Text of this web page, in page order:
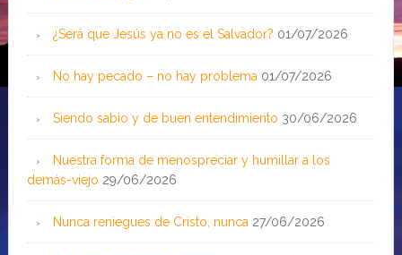
¿Será que Jesús ya no es el Salvador? 01/07/2026
No hay pecado – no hay problema 01/07/2026
Siendo sabio y de buen entendimiento 30/06/2026
Nuestra forma de menospreciar y humillar a los
demás-viejo 29/06/2026
Nunca reniegues de Cristo, nunca 27/06/2026